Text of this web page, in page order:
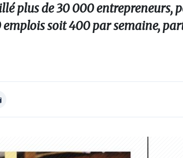
plus de 30 000 entrepreneurs,
soit 400 par semaine,